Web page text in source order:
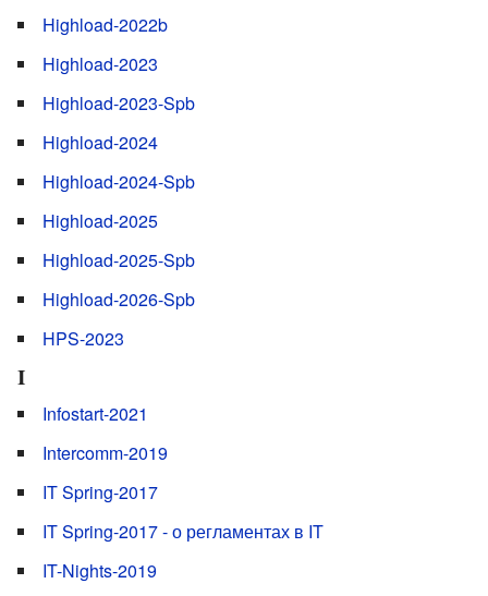
Highload-2022b
Highload-2023
Highload-2023-Spb
Highload-2024
Highload-2024-Spb
Highload-2025
Highload-2025-Spb
Highload-2026-Spb
HPS-2023
I
Infostart-2021
Intercomm-2019
IT Spring-2017
IT Spring-2017 - о регламентах в IT
IT-Nights-2019